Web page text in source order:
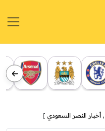
, أخبار النصر السعودي ]